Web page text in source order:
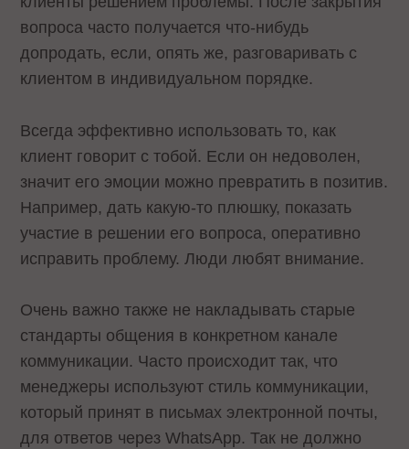
вопроса часто получается что-нибудь
допродать, если, опять же, разговаривать с
клиентом в индивидуальном порядке.
Всегда эффективно использовать то, как
клиент говорит с тобой. Если он недоволен,
значит его эмоции можно превратить в позитив.
Например, дать какую-то плюшку, показать
участие в решении его вопроса, оперативно
исправить проблему. Люди любят внимание.
Очень важно также не накладывать старые
стандарты общения в конкретном канале
коммуникации. Часто происходит так, что
менеджеры используют стиль коммуникации,
который принят в письмах электронной почты,
для ответов через WhatsApp. Так не должно